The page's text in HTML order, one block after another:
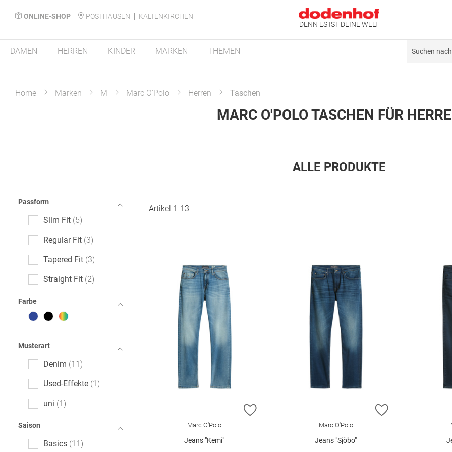
ONLINE-SHOP POSTHAUSEN
KALTENKIRCHEN
DENN ES IST DEINE WELT
DAMEN HERREN KINDER MARKEN THEMEN
Home Marken M Marc O'Polo Herren Taschen
MARC O'POLO TASCHEN FÜR
ALLE PRODUKTE
Passform
Slim Fit 5
Regular Fit 3
Tapered Fit 3
Straight Fit 2
Farbe
Musterart
Denim 11
Used-Effekte 1
uni 1
Saison
Basics 11
Artikel 1-13
ZUR WUNSCHLISTE HINZUFÜGEN
Marc O'Polo
Jeans "Kemi"
ZUR
Marc O'Polo
Jeans "Sjöbo"